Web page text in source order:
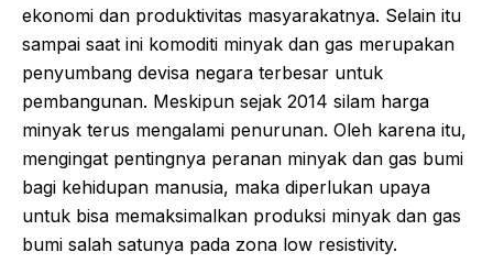
ekonomi dan produktivitas masyarakatnya. Selain itu
sampai saat ini komoditi minyak dan gas merupakan
penyumbang devisa negara terbesar untuk
pembangunan. Meskipun sejak 2014 silam harga
minyak terus mengalami penurunan. Oleh karena itu,
mengingat pentingnya peranan minyak dan gas bumi
bagi kehidupan manusia, maka diperlukan upaya
untuk bisa memaksimalkan produksi minyak dan gas
bumi salah satunya pada zona low resistivity.